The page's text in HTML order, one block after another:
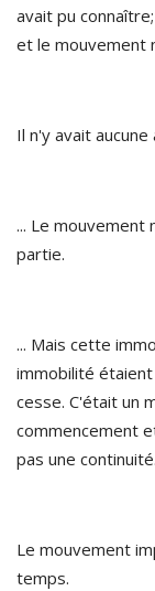
avait pu
et le mouvement
Il n'y avait
... Le mouvement
partie.
... Mais cette
immobilité
cesse. C'était un
commencement
pas une continuité.
Le mouvement
temps.